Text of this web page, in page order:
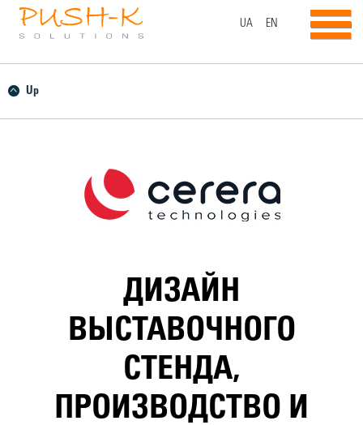
UA EN
Up
ДИЗАЙН
ВЫСТАВОЧНОГО
СТЕНДА,
ПРОИЗВОДСТВО И